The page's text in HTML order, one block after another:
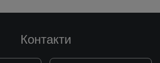
Контакти